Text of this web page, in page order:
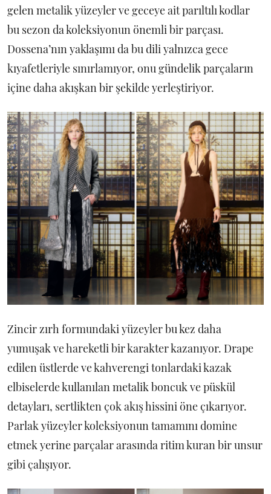
gelen metalik yüzeyler ve geceye ait parıltılı kodlar
bu sezon da koleksiyonun önemli bir parçası.
Dossena’nın yaklaşımı da bu dili yalnızca gece
kıyafetleriyle sınırlamıyor, onu gündelik parçaların
içine daha akışkan bir şekilde yerleştiriyor.
Zincir zırh formundaki yüzeyler bu kez daha
yumuşak ve hareketli bir karakter kazanıyor. Drape
edilen üstlerde ve kahverengi tonlardaki kazak
elbiselerde kullanılan metalik boncuk ve püskül
detayları, sertlikten çok akış hissini öne çıkarıyor.
Parlak yüzeyler koleksiyonun tamamını domine
etmek yerine parçalar arasında ritim kuran bir unsur
gibi çalışıyor.